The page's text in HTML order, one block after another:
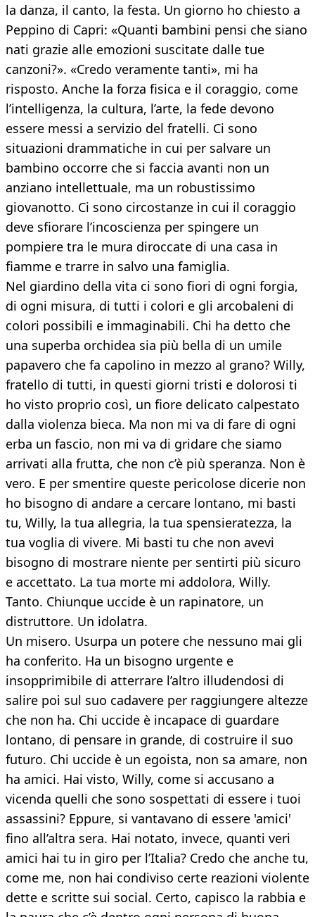
la danza, il canto, la festa. Un giorno ho chiesto a
Peppino di Capri: «Quanti bambini pensi che siano
nati grazie alle emozioni suscitate dalle tue
canzoni?». «Credo veramente tanti», mi ha
risposto. Anche la forza fisica e il coraggio, come
l’intelligenza, la cultura, l’arte, la fede devono
essere messi a servizio del fratelli. Ci sono
situazioni drammatiche in cui per salvare un
bambino occorre che si faccia avanti non un
anziano intellettuale, ma un robustissimo
giovanotto. Ci sono circostanze in cui il coraggio
deve sfiorare l’incoscienza per spingere un
pompiere tra le mura diroccate di una casa in
fiamme e trarre in salvo una famiglia.
Nel giardino della vita ci sono fiori di ogni forgia,
di ogni misura, di tutti i colori e gli arcobaleni di
colori possibili e immaginabili. Chi ha detto che
una superba orchidea sia più bella di un umile
papavero che fa capolino in mezzo al grano? Willy,
fratello di tutti, in questi giorni tristi e dolorosi ti
ho visto proprio così, un fiore delicato calpestato
dalla violenza bieca. Ma non mi va di fare di ogni
erba un fascio, non mi va di gridare che siamo
arrivati alla frutta, che non c’è più speranza. Non è
vero. E per smentire queste pericolose dicerie non
ho bisogno di andare a cercare lontano, mi basti
tu, Willy, la tua allegria, la tua spensieratezza, la
tua voglia di vivere. Mi basti tu che non avevi
bisogno di mostrare niente per sentirti più sicuro
e accettato. La tua morte mi addolora, Willy.
Tanto. Chiunque uccide è un rapinatore, un
distruttore. Un idolatra.
Un misero. Usurpa un potere che nessuno mai gli
ha conferito. Ha un bisogno urgente e
insopprimibile di atterrare l’altro illudendosi di
salire poi sul suo cadavere per raggiungere altezze
che non ha. Chi uccide è incapace di guardare
lontano, di pensare in grande, di costruire il suo
futuro. Chi uccide è un egoista, non sa amare, non
ha amici. Hai visto, Willy, come si accusano a
vicenda quelli che sono sospettati di essere i tuoi
assassini? Eppure, si vantavano di essere 'amici'
fino all’altra sera. Hai notato, invece, quanti veri
amici hai tu in giro per l’Italia? Credo che anche tu,
come me, non hai condiviso certe reazioni violente
dette e scritte sui social. Certo, capisco la rabbia e